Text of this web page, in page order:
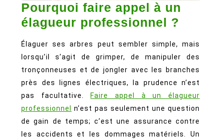
Pourquoi faire appel à un
élagueur professionnel ?
appel
à
un
?
Élaguer ses arbres peut sembler simple, mais
lorsqu’il s’agit de grimper, de manipuler des
tronçonneuses et de jongler avec les branches
près des lignes électriques, la prudence n’est
pas facultative.
Faire appel à un élagueur
professionnel
n’est pas seulement une question
de gain de temps; c’est une assurance contre
les accidents et les dommages matériels. Un